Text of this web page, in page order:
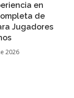
en
de
Jugadores
2026